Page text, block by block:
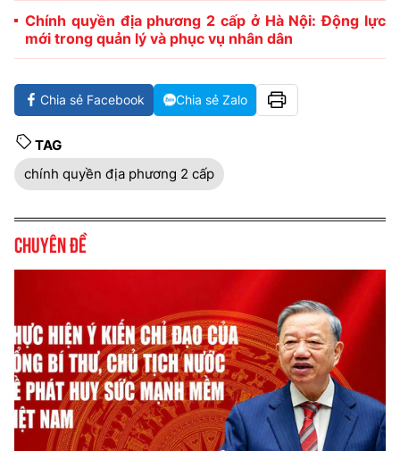
Chính quyền địa phương 2 cấp ở Hà Nội: Động lực
mới trong quản lý và phục vụ nhân dân
Chia sẻ Facebook Chia sẻ Zalo
TAG
chính quyền địa phương 2 cấp
Chuyên đề